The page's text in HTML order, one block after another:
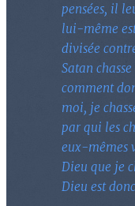
pensées, il
lui-même
divisée
Satan
comment
moi, je
par qui les
eux-mêmes
Dieu que je
Dieu est